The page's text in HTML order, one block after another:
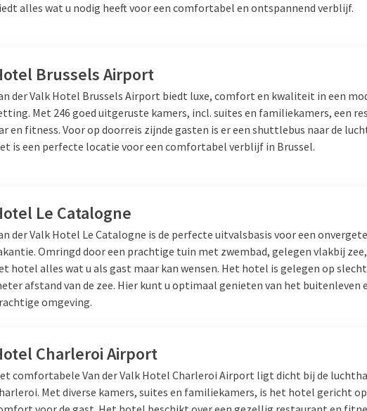
alles wat u nodig heeft voor een comfortabel en ontspannend verblijf.
Brussels Airport
der Valk Hotel Brussels Airport biedt luxe, comfort en kwaliteit in een
Met 246 goed uitgeruste kamers, incl. suites en familiekamers, een
en fitness. Voor op doorreis zijnde gasten is er een shuttlebus naar de
is een perfecte locatie voor een comfortabel verblijf in Brussel.
Le Catalogne
der Valk Hotel Le Catalogne is de perfecte uitvalsbasis voor een
Omringd door een prachtige tuin met zwembad, gelegen vlakbij
hotel alles wat u als gast maar kan wensen. Het hotel is gelegen op
afstand van de zee. Hier kunt u optimaal genieten van het buitenleven
omgeving.
Charleroi Airport
comfortabele Van der Valk Hotel Charleroi Airport ligt dicht bij de
Met diverse kamers, suites en familiekamers, is het hotel gericht op